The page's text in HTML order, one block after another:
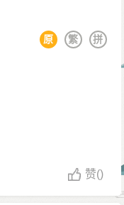
拼
繁
原
赞()